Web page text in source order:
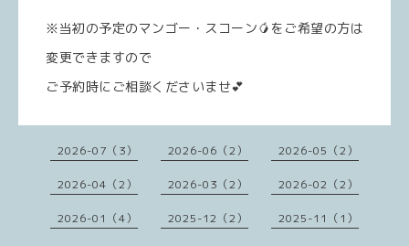
※当初の予定のマンゴー・スコーン🥭をご希望の方は
変更できますので
ご予約時にご相談くださいませ💕
2026-07（3） 2026-06（2） 2026-05（2）
2026-04（2） 2026-03（2） 2026-02（2）
2026-01（4） 2025-12（2） 2025-11（1）